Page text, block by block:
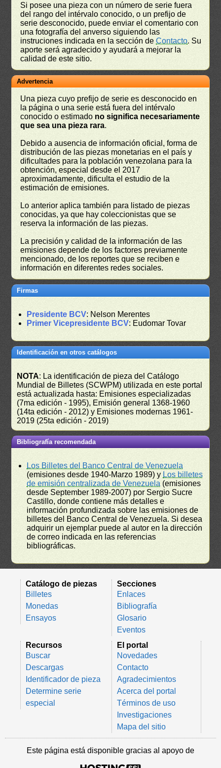
Si posee una pieza con un número de serie fuera
del rango del intérvalo conocido, o un prefijo de
serie desconocido, puede enviar el comentario con
una fotografía del anverso siguiendo las
instruciones indicada en la sección deContacto. Su
aporte será agradecido y ayudará a mejorar la
calidad de este sitio.
Advertencia
Una pieza cuyo prefijo de serie es desconocido en
la página o una serie está fuera del intérvalo
conocido o estimado no significa necesariamente
que sea una pieza rara.
Debido a ausencia de información oficial, forma de
distribución de las piezas monetarias en el país y
dificultades para la población venezolana para la
obtención, especial desde el 2017
aproximadamente, dificulta el estudio de la
estimación de emisiones.
Lo anterior aplica también para listado de piezas
conocidas, ya que hay coleccionistas que se
reserva la información de las piezas.
La precisión y calidad de la información de las
emisiones depende de los factores previamente
mencionado, de los reportes que se reciben e
información en diferentes redes sociales.
Firmas
Presidente BCV: Nelson Merentes
Primer Vicepresidente BCV: Eudomar Tovar
Identificación en otros catálogos
NOTA: La identificación de pieza del Catálogo
Mundial de Billetes (SCWPM) utilizada en este portal
está actualizada hasta: Emisiones especializadas
(7ma edición - 1995), Emisión general 1368-1960
(14ta edición - 2012) y Emisiones modernas 1961-
2019 (25ta edición - 2019)
Bibliografía recomendada
Los Billetes del Banco Central de Venezuela
(emisiones desde 1940-Marzo 1989) y Los billetes
de emisión centralizada de Venezuela (emisiones
desde September 1989-2007) por Sergio Sucre
Castillo, donde contiene más detalles e
información profundizada sobre las emisiones de
billetes del Banco Central de Venezuela. Si desea
adquirir un ejemplar puede al autor en la dirección
de correo indicada en las referencias
bibliográficas.
Catálogo de piezas
Billetes
Monedas
Ensayos
Secciones
Enlaces
Bibliografía
Glosario
Eventos
Recursos
Buscar
Descargas
Identificador de pieza
Determine serie
especial
El portal
Novedades
Contacto
Agradecimientos
Acerca del portal
Términos de uso
Investigaciones
Mapa del sitio
Este página está disponible gracias al apoyo de